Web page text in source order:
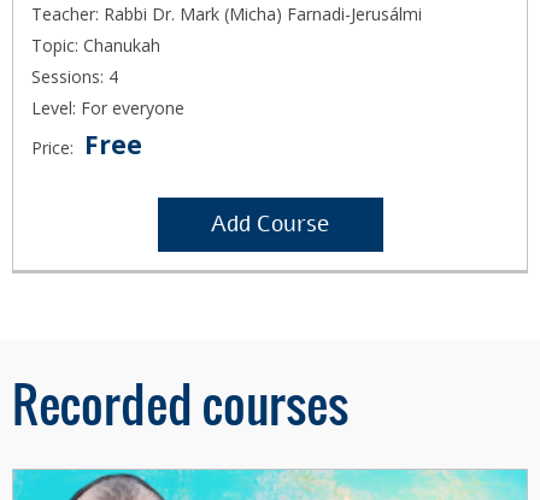
Teacher: Rabbi Dr. Mark (Micha) Farnadi-Jerusálmi
Topic: Chanukah
Sessions: 4
Level: For everyone
Price:
Free
Add Course
Recorded courses